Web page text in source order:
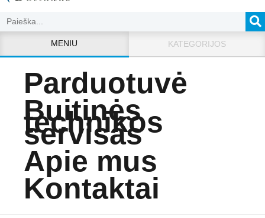
MENIU KATEGORIJOS
Parduotuvė
Buitinės
technikos
servisas
Apie mus
Kontaktai